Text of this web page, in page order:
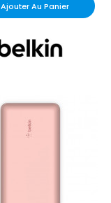
Ajouter Au Panier